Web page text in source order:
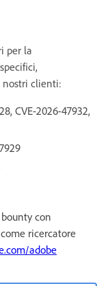
per la
nostri clienti:
CVE-2026-47932,
con
ricercatore
adobe